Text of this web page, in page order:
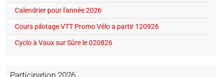
Calendrier pour l'année 2026
Cours pilotage VTT Promo Vélo a partir 120926
Cyclo à Vaux sur Sûre le 020826
Participation 2026